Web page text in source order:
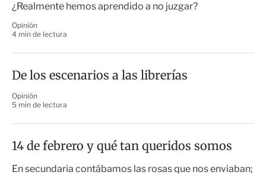
¿Realmente hemos aprendido a no juzgar?
Opinión
4 min de lectura
De los escenarios a las librerías
Opinión
5 min de lectura
14 de febrero y qué tan queridos somos
En secundaria contábamos las rosas que nos enviaban;